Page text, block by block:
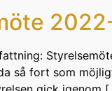
så fort som